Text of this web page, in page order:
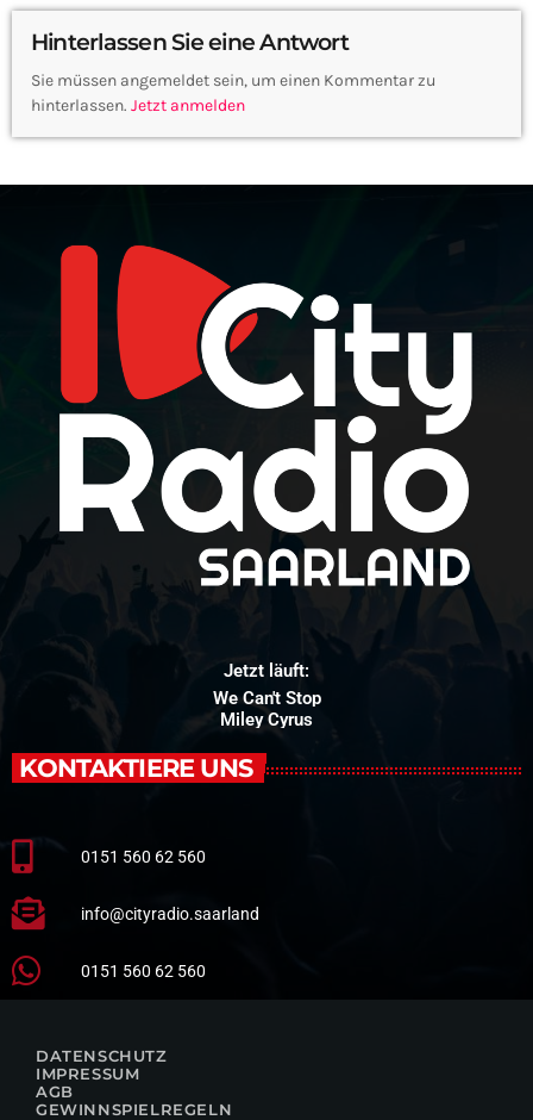
Hinterlassen Sie eine Antwort
Sie müssen angemeldet sein, um einen Kommentar zu
hinterlassen. Jetzt anmelden
Jetzt läuft:
We Can't Stop
Miley Cyrus
KONTAKTIERE UNS
0151 560 62 560
info@cityradio.saarland
0151 560 62 560
DATENSCHUTZ
IMPRESSUM
AGB
GEWINNSPIELREGELN